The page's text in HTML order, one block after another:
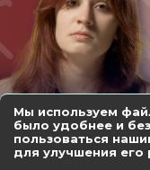
Что скрывается
7 июля 2024
Мы используем
было удобнее и
пользоваться
для улучшения его